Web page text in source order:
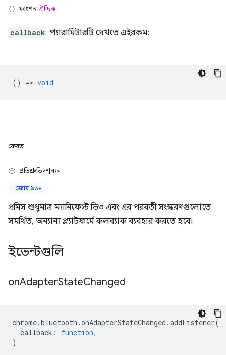
ফাংশনঐচ্ছিক
callback প্যারামিটারটি দেখতে এইরকম:
() => void
ফেরত
প্রতিশ্রুতি<শূন্য>
ক্রোম ৯১+
প্রমিস শুধুমাত্র ম্যানিফেস্ট ভি৩ এবং এর পরবর্তী সংস্করণগুলোতে
সমর্থিত, অন্যান্য প্ল্যাটফর্মে কলব্যাক ব্যবহার করতে হবে।
ইভেন্টগুলি
onAdapterStateChanged
chrome.bluetooth .onAdapterStateChanged .addListener(
callback : function,
)